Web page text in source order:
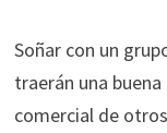
Soñar con un
traerán una
comercial de